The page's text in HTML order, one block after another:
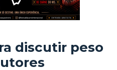
discutir peso